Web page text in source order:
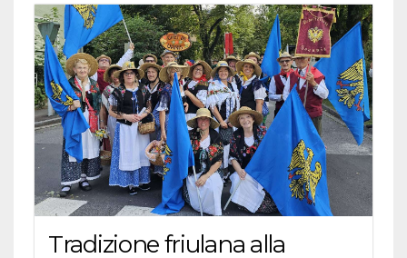
Tradizione friulana alla